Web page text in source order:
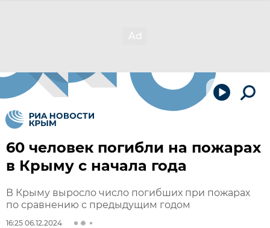
60 человек погибли на пожарах
в Крыму с начала года
В Крыму выросло число погибших при пожарах
по сравнению с предыдущим годом
16:25 06.12.2024